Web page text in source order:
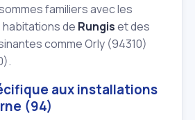
familiers avec les
de Rungiset des
comme Orly (94310)
aux installations
(94)